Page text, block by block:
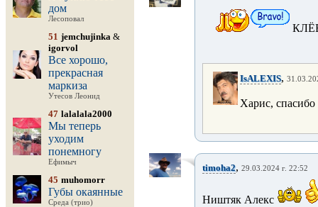
дом
Лесоповал
51 jemchujinka &
igorvol
Все хорошо,
прекрасная
маркиза
Утесов Леонид
47 lalalala2000
Мы теперь
уходим
понемногу
Ефимыч
45 muhomorr
Губы окаянные
Среда (трио)
IsALEXIS,
Харис,
timoha2, 29.03.2024 г. 22:52
Ништяк Алекс